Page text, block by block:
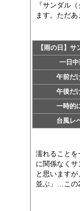
『サンダル
ます。ただあ
【雨の日】
一日
午前だ
午後だ
一時的
台風レ
濡れること
に関係なく
と思います
並ぶ」…この